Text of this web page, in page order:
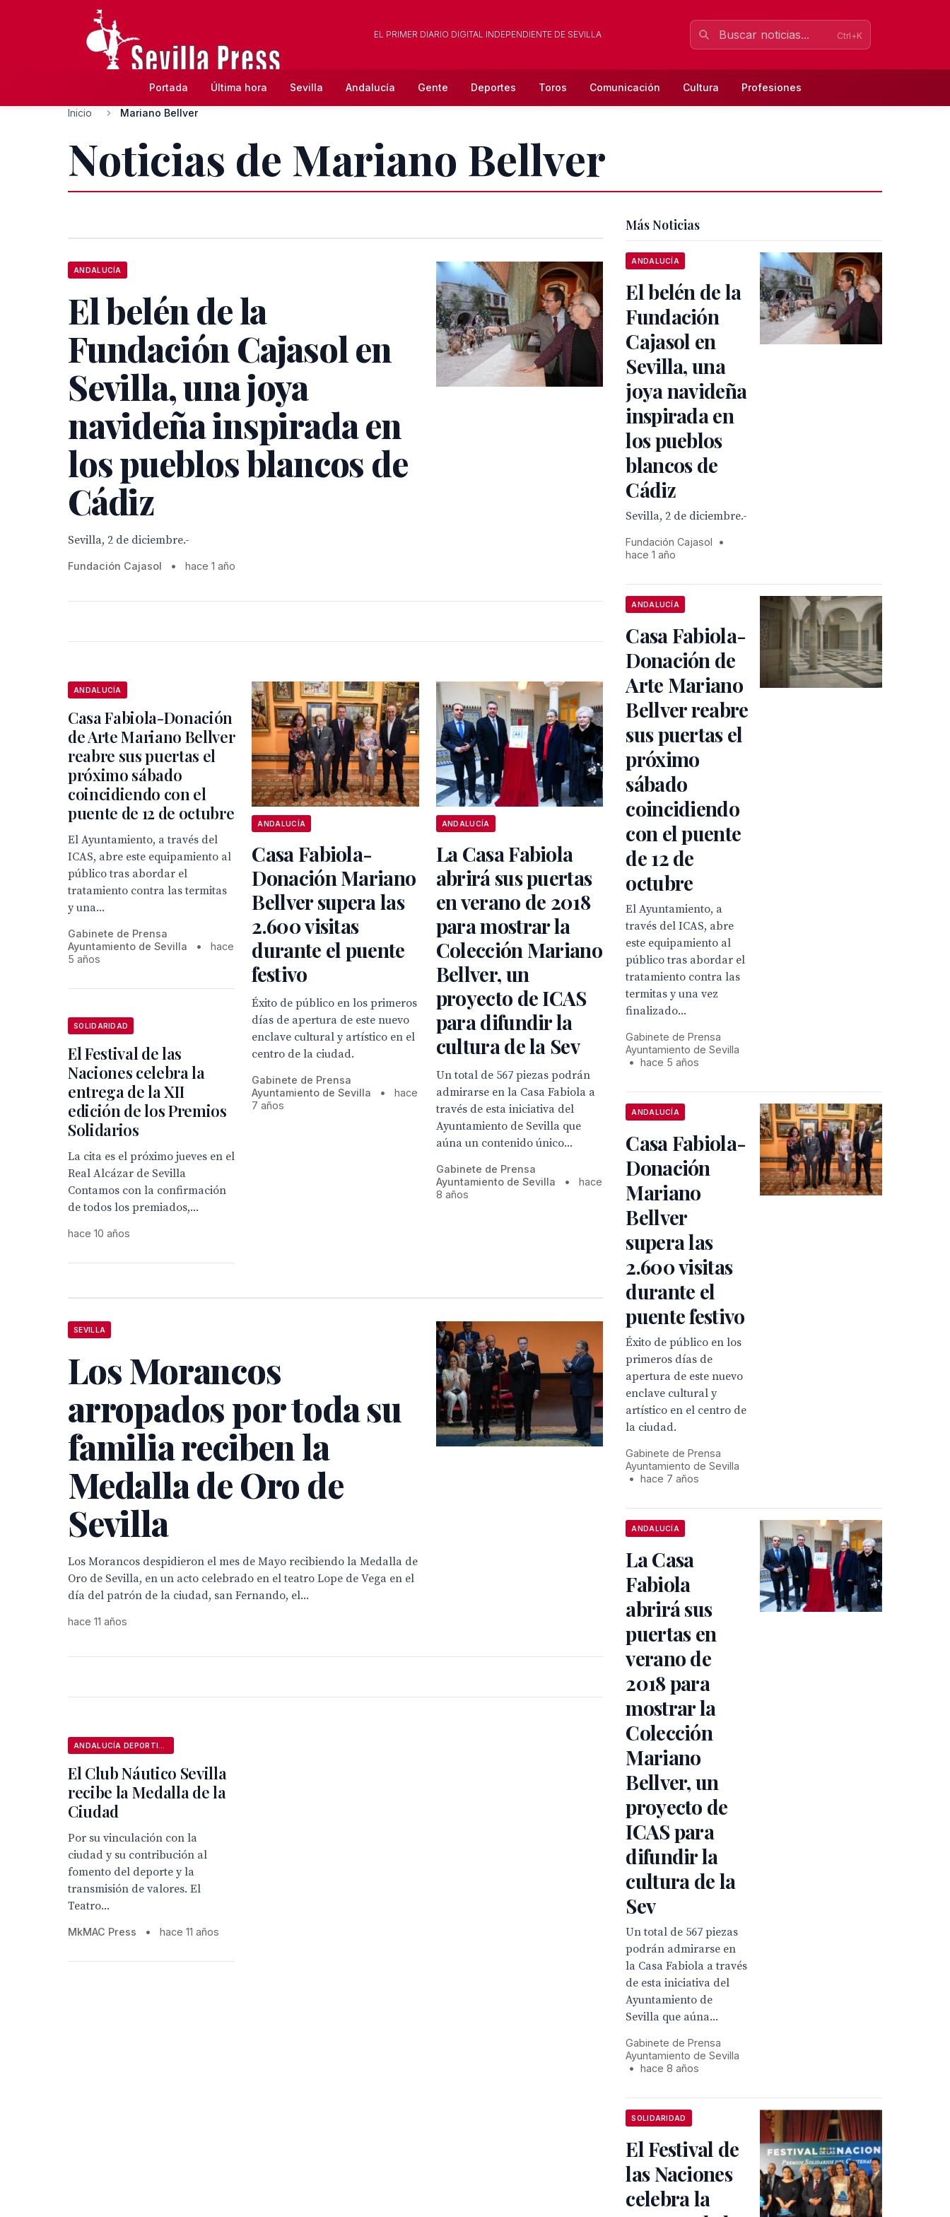
EL PRIMER DIARIO DIGITAL INDEPENDIENTE DE SEVILLA Ctrl+K
Portada Última hora Sevilla Andalucía Gente Deportes Toros Comunicación Cultura Profesiones
Inicio Mariano Bellver
Noticias de Mariano Bellver
ANDALUCÍA
El belén de la
Fundación Cajasol en
Sevilla, una joya
navideña inspirada en
los pueblos blancos de
Cádiz
Sevilla, 2 de diciembre.-
Fundación Cajasol • hace 1 año
ANDALUCÍA
Casa Fabiola-Donación
de Arte Mariano Bellver
reabre sus puertas el
próximo sábado
coincidiendo con el
puente de 12 de octubre
El Ayuntamiento, a través del
ICAS, abre este equipamiento al
público tras abordar el
tratamiento contra las termitas
y una...
Gabinete de Prensa
Ayuntamiento de Sevilla
•
hace
5 años
ANDALUCÍA
Casa Fabiola-
Donación Mariano
Bellver supera las
2.600 visitas
durante el puente
festivo
Éxito de público en los primeros
días de apertura de este nuevo
enclave cultural y artístico en el
centro de la ciudad.
Gabinete de Prensa
Ayuntamiento de Sevilla
•
hace
7 años
ANDALUCÍA
La Casa Fabiola
abrirá sus puertas
en verano de 2018
para mostrar la
Colección Mariano
Bellver, un
proyecto de ICAS
para difundir la
cultura de la Sev
Un total de 567 piezas podrán
admirarse en la Casa Fabiola a
través de esta iniciativa del
Ayuntamiento de Sevilla que
aúna un contenido único...
Gabinete de Prensa
Ayuntamiento de Sevilla
•
hace
8 años
SOLIDARIDAD
El Festival de las
Naciones celebra la
entrega de la XII
edición de los Premios
Solidarios
La cita es el próximo jueves en el
Real Alcázar de Sevilla
Contamos con la confirmación
de todos los premiados,...
hace 10 años
SEVILLA
Los Morancos
arropados por toda su
familia reciben la
Medalla de Oro de
Sevilla
Los Morancos despidieron el mes de Mayo recibiendo la Medalla de
Oro de Sevilla, en un acto celebrado en el teatro Lope de Vega en el
día del patrón de la ciudad, san Fernando, el...
hace 11 años
El Club Náutico Sevilla
recibe la Medalla de la
Ciudad
Por su vinculación con la
ciudad y su contribución al
fomento del deporte y la
transmisión de valores. El
Teatro...
MkMAC Press • hace 11 años
Más Noticias
ANDALUCÍA
El belén de la
Fundación
Cajasol en
Sevilla, una
joya navideña
inspirada en
los pueblos
blancos de
Cádiz
Sevilla, 2 de diciembre.-
Fundación Cajasol
•
hace 1 año
ANDALUCÍA
Casa Fabiola-
Donación de
Arte Mariano
Bellver reabre
sus puertas el
próximo
sábado
coincidiendo
con el puente
de 12 de
octubre
El Ayuntamiento, a
través del ICAS, abre
este equipamiento al
público tras abordar el
tratamiento contra las
termitas y una vez
finalizado...
Gabinete de Prensa
Ayuntamiento de Sevilla
•
hace 5 años
ANDALUCÍA
Casa Fabiola-
Donación
Mariano
Bellver
supera las
2.600 visitas
durante el
puente festivo
Éxito de público en los
primeros días de
apertura de este nuevo
enclave cultural y
artístico en el centro de
la ciudad.
Gabinete de Prensa
Ayuntamiento de Sevilla
•
hace 7 años
ANDALUCÍA
La Casa
Fabiola
abrirá sus
puertas en
verano de
2018 para
mostrar la
Colección
Mariano
Bellver, un
proyecto de
ICAS para
difundir la
cultura de la
Sev
Un total de 567 piezas
podrán admirarse en
la Casa Fabiola a través
de esta iniciativa del
Ayuntamiento de
Sevilla que aúna...
Gabinete de Prensa
Ayuntamiento de Sevilla
•
hace 8 años
SOLIDARIDAD
El Festival de
las Naciones
celebra la